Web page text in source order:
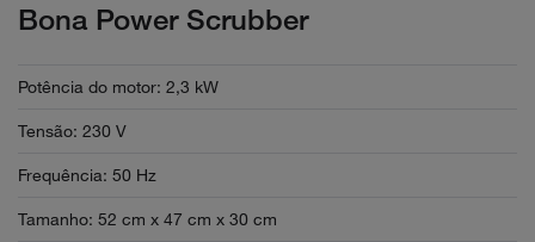
Bona Power Scrubber
Potência do motor: 2,3 kW
Tensão: 230 V
Frequência: 50 Hz
Tamanho: 52 cm x 47 cm x 30 cm